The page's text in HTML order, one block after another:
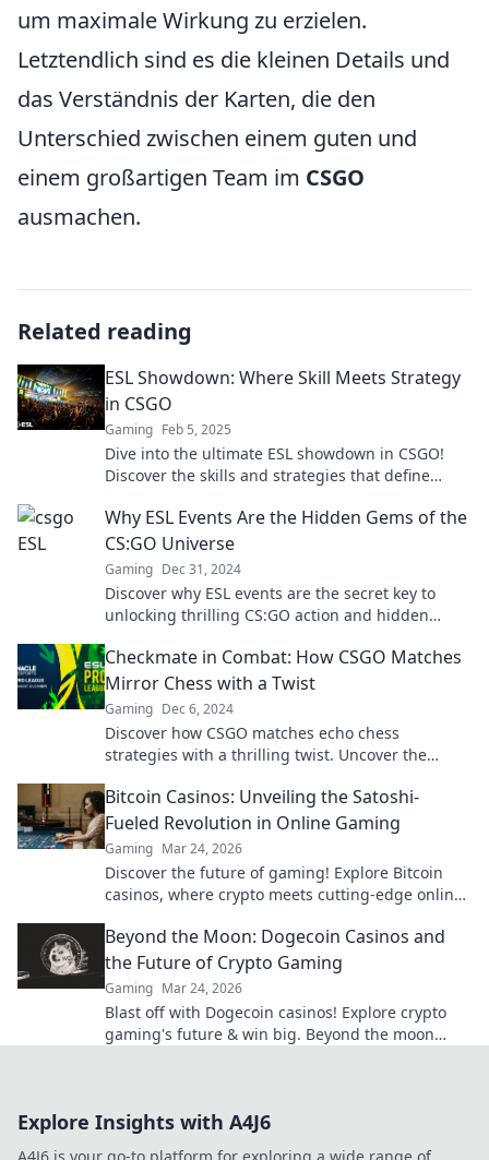
um maximale Wirkung zu erzielen.
Letztendlich sind es die kleinen Details und
das Verständnis der Karten, die den
Unterschied zwischen einem guten und
einem großartigen Team im CSGO
ausmachen.
Related reading
ESL Showdown: Where Skill Meets Strategy
in CSGO
Gaming Feb 5, 2025
Dive into the ultimate ESL showdown in CSGO!
Discover the skills and strategies that define
Why ESL Events Are the Hidden Gems of the
CS:GO Universe
Gaming Dec 31, 2024
Discover why ESL events are the secret key to
unlocking thrilling CS:GO action and hidden
Checkmate in Combat: How CSGO Matches
Mirror Chess with a Twist
Gaming Dec 6, 2024
Discover how CSGO matches echo chess
strategies with a thrilling twist. Uncover the
grandmaster!
Bitcoin Casinos: Unveiling the Satoshi-
Fueled Revolution in Online Gaming
Gaming Mar 24, 2026
Discover the future of gaming! Explore Bitcoin
casinos, where crypto meets cutting-edge online
Beyond the Moon: Dogecoin Casinos and
the Future of Crypto Gaming
Gaming Mar 24, 2026
Blast off with Dogecoin casinos! Explore crypto
gaming's future & win big. Beyond the moon
Explore Insights with A4J6